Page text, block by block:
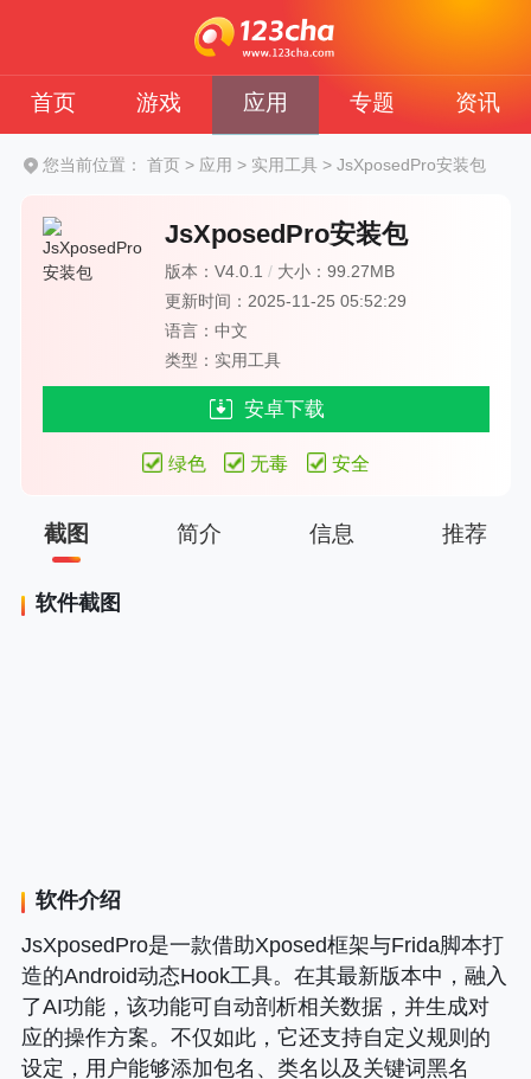
首页 游戏 应用 专题 资讯
您当前位置： 首页 > 应用 > 实用工具 >JsXposedPro安装包
JsXposedPro安装包
版本：V4.0.1/ 大小：99.27MB
更新时间：2025-11-25 05:52:29
语言：中文
类型：实用工具
安卓下载
绿色 无毒 安全
截图 简介 信息 推荐
软件截图
软件介绍
JsXposedPro是一款借助Xposed框架与Frida脚本打
造的Android动态Hook工具。在其最新版本中，融入
了AI功能，该功能可自动剖析相关数据，并生成对
应的操作方案。不仅如此，它还支持自定义规则的
设定，用户能够添加包名、类名以及关键词黑名